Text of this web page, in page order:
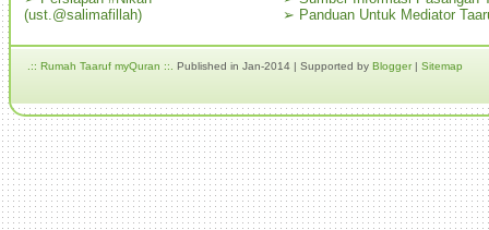
(ust.@salimafillah)
➢ Panduan Untuk Mediator
.:: Rumah Taaruf myQuran ::. Published in Jan-2014 | Supported by Blogger| Sitemap